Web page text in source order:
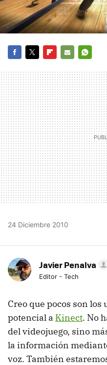
MAIL
24 Diciembre 2010
Javier Penalva
Editor - Tech
Creo que pocos son
potencial a Kinect. No
del videojuego, sino
la información
voz. También